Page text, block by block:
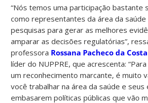
“Nós temos uma participação bastante
como representantes da área da saúde
pesquisas para gerar as melhores
amparar as decisões regulatórias”,
professora Rossana Pacheco da
líder do NUPPRE, que acrescenta:
um reconhecimento marcante, é muito
você trabalhar na área da saúde e seus
embasarem políticas públicas que vão